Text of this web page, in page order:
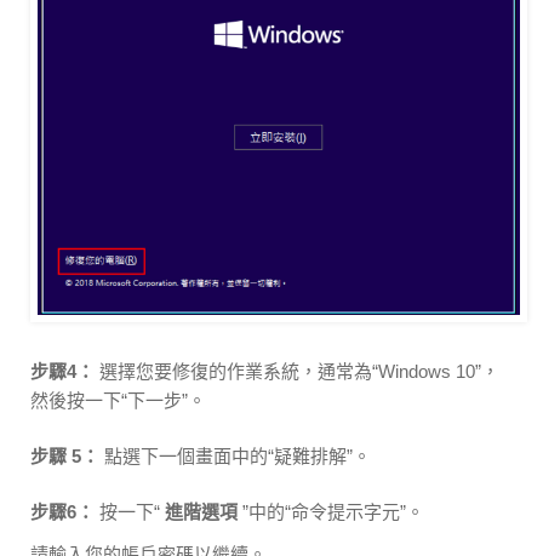
步驟4： 選擇您要修復的作業系統，通常為“Windows 10”，
然後按一下“下一步”。
步驟 5： 點選下一個畫面中的“疑難排解”。
步驟6： 按一下“ 進階選項 ”中的“命令提示字元”。